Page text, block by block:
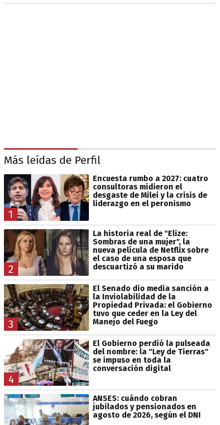
Más leídas de Perfil
1
Encuesta rumbo a 2027: cuatro
consultoras midieron el
desgaste de Milei y la crisis de
liderazgo en el peronismo
2
La historia real de "Elize:
Sombras de una mujer", la
nueva película de Netflix sobre
el caso de una esposa que
descuartizó a su marido
3
El Senado dio media sanción a
la Inviolabilidad de la
Propiedad Privada: el Gobierno
tuvo que ceder en la Ley del
Manejo del Fuego
4
El Gobierno perdió la pulseada
del nombre: la "Ley de Tierras"
se impuso en toda la
conversación digital
ANSES: cuándo cobran
jubilados y pensionados en
agosto de 2026, según el DNI